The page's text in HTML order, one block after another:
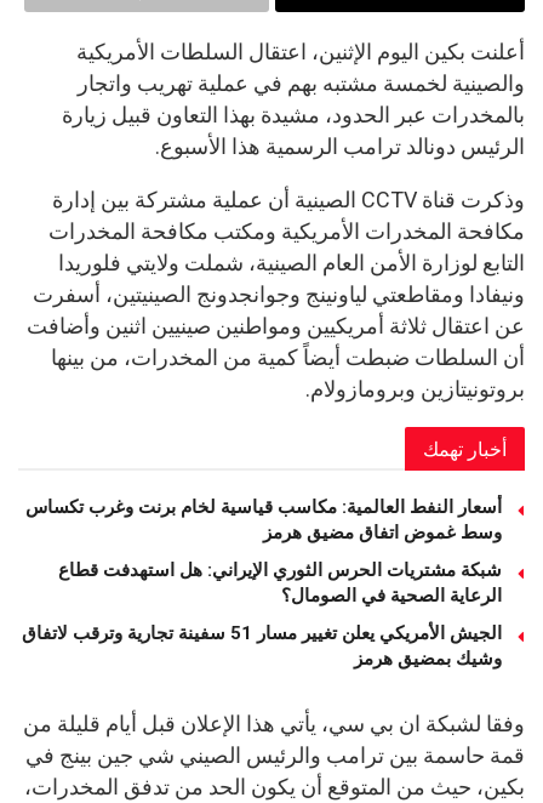
أعلنت بكين اليوم الإثنين، اعتقال السلطات الأمريكية
والصينية لخمسة مشتبه بهم في عملية تهريب واتجار
بالمخدرات عبر الحدود، مشيدة بهذا التعاون قبيل زيارة
الرئيس دونالد ترامب الرسمية هذا الأسبوع.
وذكرت قناة CCTV الصينية أن عملية مشتركة بين إدارة
مكافحة المخدرات الأمريكية ومكتب مكافحة المخدرات
التابع لوزارة الأمن العام الصينية، شملت ولايتي فلوريدا
ونيفادا ومقاطعتي لياونينج وجوانجدونج الصينيتين، أسفرت
عن اعتقال ثلاثة أمريكيين ومواطنين صينيين اثنين وأضافت
أن السلطات ضبطت أيضاً كمية من المخدرات، من بينها
بروتونيتازين وبرومازولام.
أخبار تهمك
أسعار النفط العالمية: مكاسب قياسية لخام برنت وغرب تكساس
وسط غموض اتفاق مضيق هرمز
شبكة مشتريات الحرس الثوري الإيراني: هل استهدفت قطاع
الرعاية الصحية في الصومال؟
الجيش الأمريكي يعلن تغيير مسار 51 سفينة تجارية وترقب لاتفاق
وشيك بمضيق هرمز
وفقا لشبكة ان بي سي، يأتي هذا الإعلان قبل أيام قليلة من
قمة حاسمة بين ترامب والرئيس الصيني شي جين بينج في
بكين، حيث من المتوقع أن يكون الحد من تدفق المخدرات،